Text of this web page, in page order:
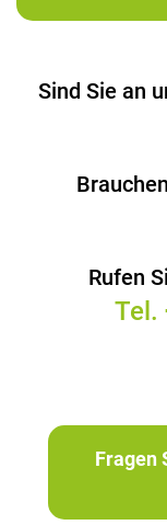
Sind Sie an
Rufen
Tel.
Fragen